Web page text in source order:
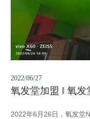
2022/06/27
2022年6月26日，氧发堂